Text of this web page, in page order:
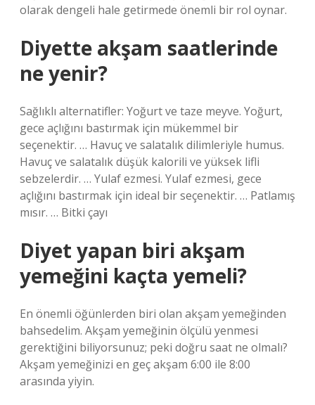
olarak dengeli hale getirmede önemli bir rol oynar.
Diyette akşam saatlerinde
ne yenir?
Sağlıklı alternatifler: Yoğurt ve taze meyve. Yoğurt,
gece açlığını bastırmak için mükemmel bir
seçenektir. … Havuç ve salatalık dilimleriyle humus.
Havuç ve salatalık düşük kalorili ve yüksek lifli
sebzelerdir. … Yulaf ezmesi. Yulaf ezmesi, gece
açlığını bastırmak için ideal bir seçenektir. … Patlamış
mısır. … Bitki çayı
Diyet yapan biri akşam
yemeğini kaçta yemeli?
En önemli öğünlerden biri olan akşam yemeğinden
bahsedelim. Akşam yemeğinin ölçülü yenmesi
gerektiğini biliyorsunuz; peki doğru saat ne olmalı?
Akşam yemeğinizi en geç akşam 6:00 ile 8:00
arasında yiyin.